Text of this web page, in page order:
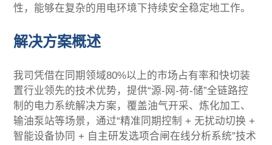
性，能够在复杂的用电环境下持续安全稳定地工作。
解决方案概述
我司凭借在同期领域80%以上的市场占有率和快切装
置行业领先的技术优势，提供“源-网-荷-储”全链路控
制的电力系统解决方案，覆盖油气开采、炼化加工、
输油泵站等场景，通过“精准同期控制 + 无扰动切换 +
智能设备协同 + 自主研发选项合闸在线分析系统”技术